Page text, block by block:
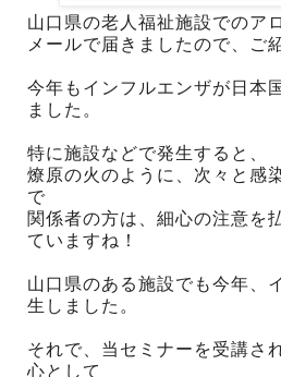
山口県の老人福祉施設でのア
メールで届きましたので、ご
今年もインフルエンザが日本
ました。
特に施設などで発生すると、
燎原の火のように、次々と感
で
関係者の方は、細心の注意を
ていますね！
山口県のある施設でも今年、
生しました。
それで、当セミナーを受講さ
心として